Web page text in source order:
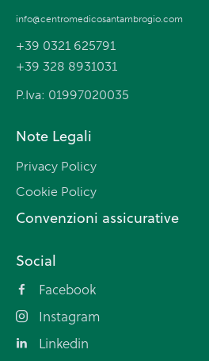
info@centromedicosantambrogio.com
+39 0321 625791
+39 328 8931031
P.Iva: 01997020035
Note Legali
Privacy Policy
Cookie Policy
Convenzioni assicurative
Social
Facebook
Instagram
Linkedin